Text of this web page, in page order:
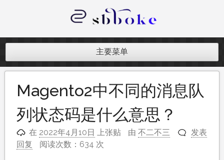
内
记录跨境电商独立站开发遇到的点点
主要菜单
Magento2中不同的消息队
列状态码是什么意思？
在 2022年4月10日 上张贴 由不二不三
发表
回复
阅读次数：634 次